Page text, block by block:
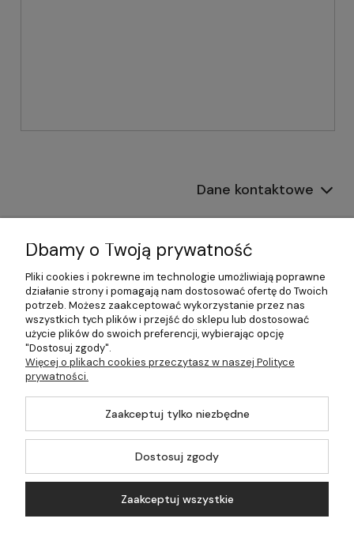
Dane kontaktowe
Informacje
Płatności i dostawa
Pomoc
Moje konto
©2026 Wszelkie Prawa Zastrzeżone | 499.pl - najlepszy sklep z
Dbamy o Twoją prywatność
Pliki cookies i pokrewne im technologie umożliwiają poprawne
działanie strony i pomagają nam dostosować ofertę do Twoich
potrzeb. Możesz zaakceptować wykorzystanie przez nas
wszystkich tych plików i przejść do sklepu lub dostosować
użycie plików do swoich preferencji, wybierając opcję
"Dostosuj zgody".
Więcej o plikach cookies przeczytasz w naszej Polityce
prywatności.
Zaakceptuj tylko niezbędne
Dostosuj zgody
Zaakceptuj wszystkie